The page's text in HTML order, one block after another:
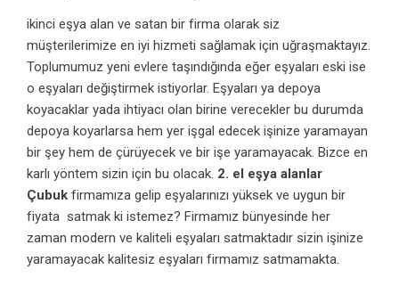
ikinci eşya alan ve satan bir firma olarak siz
müşterilerimize en iyi hizmeti sağlamak için uğraşmaktayız.
Toplumumuz yeni evlere taşındığında eğer eşyaları eski ise
o eşyaları değiştirmek istiyorlar. Eşyaları ya depoya
koyacaklar yada ihtiyacı olan birine verecekler bu durumda
depoya koyarlarsa hem yer işgal edecek işinize yaramayan
bir şey hem de çürüyecek ve bir işe yaramayacak. Bizce en
karlı yöntem sizin için bu olacak. 2. el eşya alanlar
Çubuk firmamıza gelip eşyalarınızı yüksek ve uygun bir
fiyata satmak ki istemez? Firmamız bünyesinde her
zaman modern ve kaliteli eşyaları satmaktadır sizin işinize
yaramayacak kalitesiz eşyaları firmamız satmamakta.